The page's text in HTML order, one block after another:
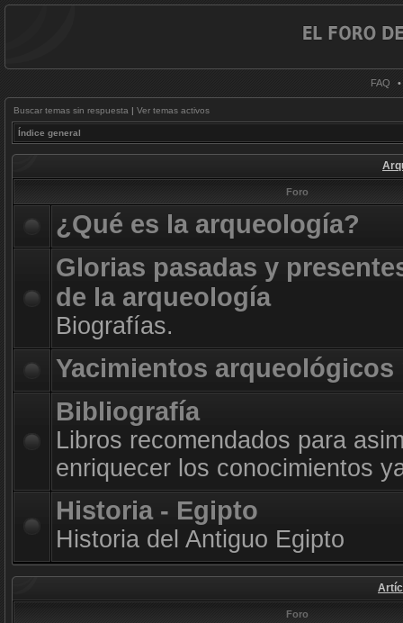
FAQ •
Buscar temas sin respuesta | Ver temas activos
Índice general
Foro
¿Qué es la arqueología?
Glorias pasadas y
de la arqueología
Biografías.
Yacimientos arqueológicos
Bibliografía
Libros recomendados para
enriquecer los conocimientos
Historia - Egipto
Historia del Antiguo Egipto
Foro